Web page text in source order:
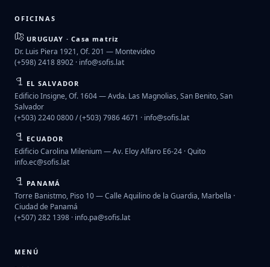
OFICINAS
URUGUAY · Casa matriz
Dr. Luis Piera 1921, Of. 201 — Montevideo
(+598) 2418 8902 · info@sofis.lat
EL SALVADOR
Edificio Insigne, Of. 1604 — Avda. Las Magnolias, San Benito, San
Salvador
(+503) 2240 0800 / (+503) 7986 4671 · info@sofis.lat
ECUADOR
Edificio Carolina Milenium — Av. Eloy Alfaro E6-24 · Quito
info.ec@sofis.lat
PANAMÁ
Torre Banistmo, Piso 10 — Calle Aquilino de la Guardia, Marbella ·
Ciudad de Panamá
(+507) 282 1398 · info.pa@sofis.lat
MENÚ